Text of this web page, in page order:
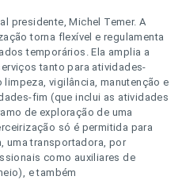
presidente, Michel Temer. A
torna flexível e regulamenta
temporários. Ela amplia a
tanto para atividades-
vigilância, manutenção e
fim (que inclui as atividades
de exploração de uma
só é permitida para
uma transportadora, por
como auxiliares de
e também